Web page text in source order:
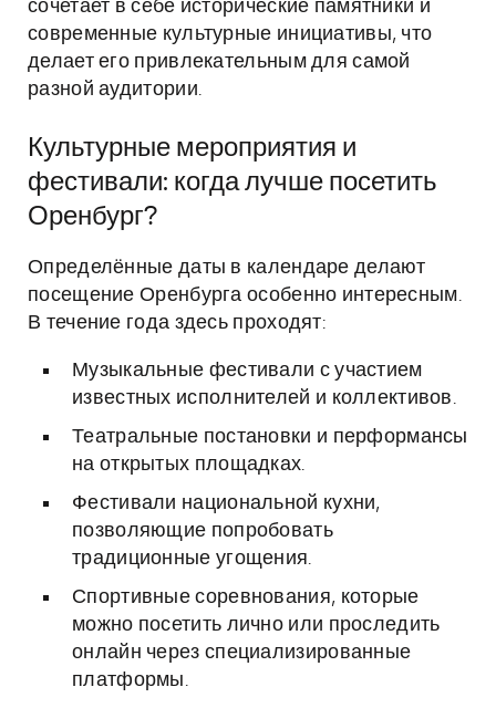
сочетает в себе исторические памятники и
современные культурные инициативы, что
делает его привлекательным для самой
разной аудитории.
Культурные мероприятия и
фестивали: когда лучше посетить
Оренбург?
Определённые даты в календаре делают
посещение Оренбурга особенно интересным.
В течение года здесь проходят:
Музыкальные фестивали с участием
известных исполнителей и коллективов.
Театральные постановки и перформансы
на открытых площадках.
Фестивали национальной кухни,
позволяющие попробовать
традиционные угощения.
Спортивные соревнования, которые
можно посетить лично или проследить
онлайн через специализированные
платформы.